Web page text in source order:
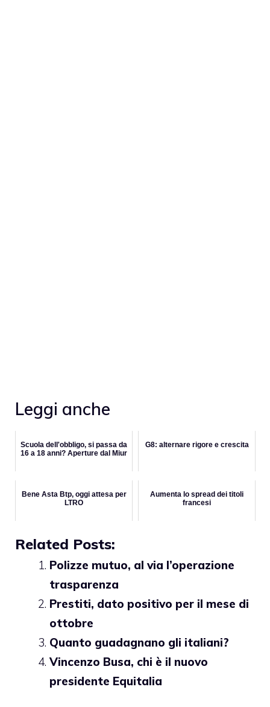
Leggi anche
Scuola dell'obbligo, si passa da
16 a 18 anni? Aperture dal Miur
G8: alternare rigore e crescita
Bene Asta Btp, oggi attesa per
LTRO
Aumenta lo spread dei titoli
francesi
Related Posts:
Polizze mutuo, al via l’operazione
trasparenza
Prestiti, dato positivo per il mese di
ottobre
Quanto guadagnano gli italiani?
Vincenzo Busa, chi è il nuovo
presidente Equitalia